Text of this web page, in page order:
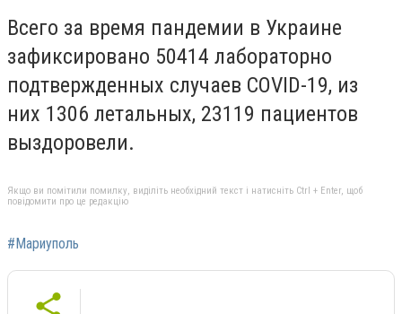
Всего за время пандемии в Украине
зафиксировано 50414 лабораторно
подтвержденных случаев COVID-19, из
них 1306 летальных, 23119 пациентов
выздоровели.
Якщо ви помітили помилку, виділіть необхідний текст і натисніть Ctrl + Enter, щоб
повідомити про це редакцію
#Мариуполь